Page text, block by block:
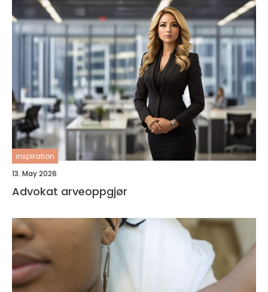
inspiration
13. May 2026
Advokat arveoppgjør